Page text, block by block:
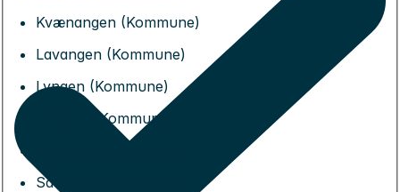
Kvænangen (Kommune)
Lavangen (Kommune)
Lyngen (Kommune)
Målselv (Kommune)
Salangen (Kommune)